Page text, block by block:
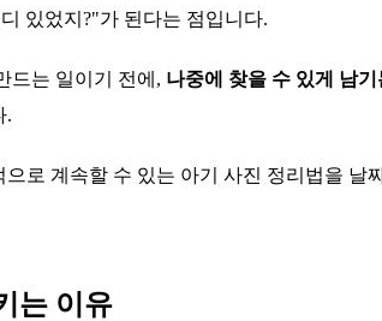
있었지?"가 된다는 점입니다.
드는 일이기 전에, 나중에 찾을 수 있게 남기
.
로 계속할 수 있는 아기 사진 정리법을 날
는 이유